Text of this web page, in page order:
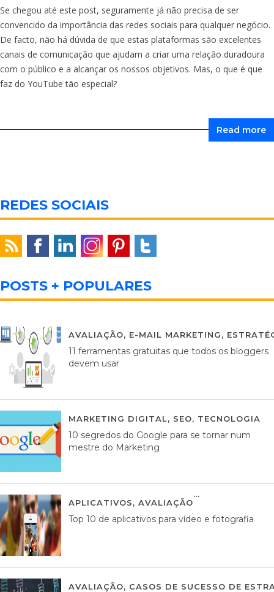
Se chegou até este post, seguramente já não precisa de ser
convencido da importância das redes sociais para qualquer negócio.
De facto, não há dúvida de que estas plataformas são excelentes
canais de comunicação que ajudam a criar uma relação duradoura
com o público e a alcançar os nossos objetivos. Mas, o que é que
faz do YouTube tão especial?
Read more
REDES SOCIAIS
POSTS + POPULARES
AVALIAÇÃO, E-MAIL MARKETING,
11 ferramentas gratuitas que todos os bloggers
devem usar
MARKETING DIGITAL, SEO, TECNOLOGIA
10 segredos do Google para se tornar num
mestre do Marketing
APLICATIVOS, AVALIAÇÃO
Top 10 de aplicativos para vídeo e fotografia
AVALIAÇÃO, CASOS DE SUCESSO DE